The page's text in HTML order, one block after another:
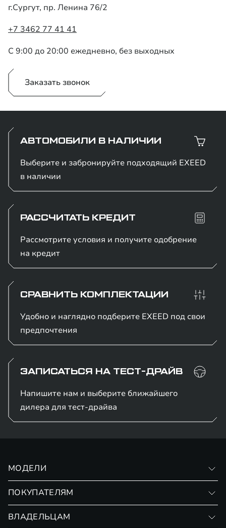
г.Сургут, пр. Ленина 76/2
+7 3462 77 41 41
С 9:00 до 20:00 ежедневно, без выходных
Заказать звонок
АВТОМОБИЛИ В НАЛИЧИИ
Выберите и забронируйте подходящий EXEED
в наличии
РАССЧИТАТЬ КРЕДИТ
Рассмотрите условия и получите одобрение
на кредит
СРАВНИТЬ КОМПЛЕКТАЦИИ
Удобно и наглядно подберите EXEED под свои
предпочтения
ЗАПИСАТЬСЯ НА ТЕСТ-ДРАЙВ
Напишите нам и выберите ближайшего
дилера для тест-драйва
МОДЕЛИ
ПОКУПАТЕЛЯМ
ВЛАДЕЛЬЦАМ